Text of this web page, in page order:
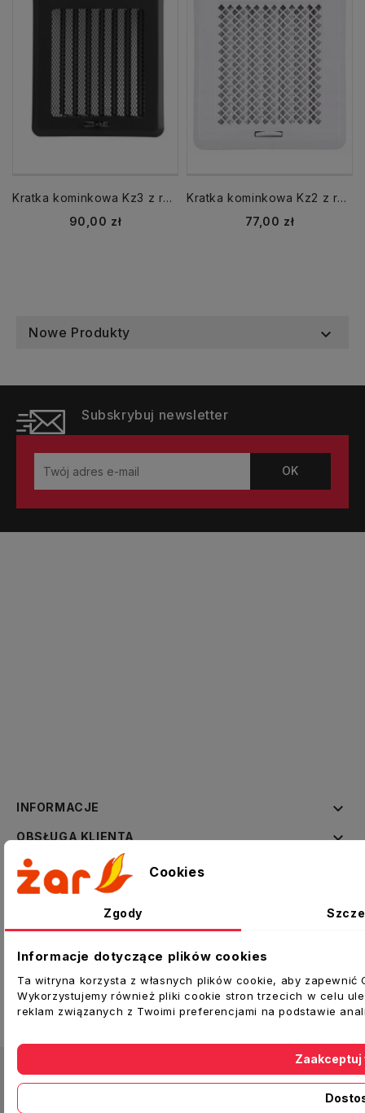
Kratka kominkowa Kz3 z ramką z żaluzją czarna
Cena
90,00 zł
Kratka kominkowa Kz2 z ramką z żaluzją biała
Cena
77,00 zł
Nowe Produkty 
Subskrybuj newsletter
INFORMACJE 
OBSŁUGA KLIENTA 
FIRMA
ZNAJDŹ NAS NA
Cookies
Zgody
Informacje dotyczące plików cookies
Ta witryna korzysta z własnych plików cookie, aby
Wykorzystujemy również pliki cookie stron trzecich w celu
reklam związanych z Twoimi preferencjami na podstawie
Copyright © 2026 Żar Sp. z o.o. Wszelkie prawa
zastrzeżone.